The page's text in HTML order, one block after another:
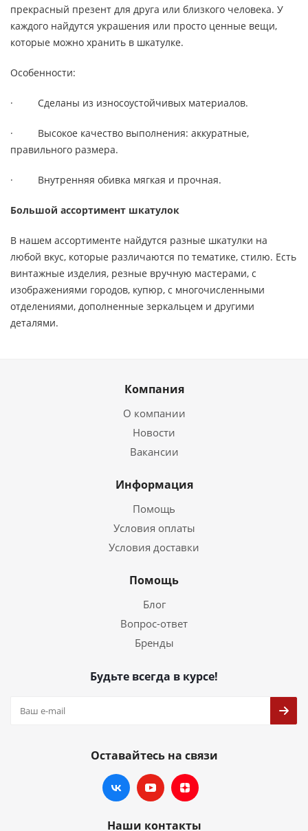
прекрасный презент для друга или близкого человека. У
каждого найдутся украшения или просто ценные вещи,
которые можно хранить в шкатулке.
Особенности:
· Сделаны из износоустойчивых материалов.
· Высокое качество выполнения: аккуратные,
правильного размера.
· Внутренняя обивка мягкая и прочная.
Большой ассортимент шкатулок
В нашем ассортименте найдутся разные шкатулки на
любой вкус, которые различаются по тематике, стилю. Есть
винтажные изделия, резные вручную мастерами, с
изображениями городов, купюр, с многочисленными
отделениями, дополненные зеркальцем и другими
деталями.
Компания
О компании
Новости
Вакансии
Информация
Помощь
Условия оплаты
Условия доставки
Помощь
Блог
Вопрос-ответ
Бренды
Будьте всегда в курсе!
Оставайтесь на связи
Наши контакты